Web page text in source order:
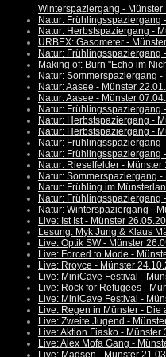
Winterspaziergang - Münster
Natur: Frühlingsspaziergang
Natur: Herbstspaziergang -
URBEX: Gasometer -
Natur: Frühlingsspaziergang
Making of: Burn "Echo im
Natur: Sommerspaziergang
Natur: Aasee - Münster
Natur: Aasee - Münster
Natur: Frühlingsspaziergang
Natur: Herbstspaziergang -
Natur: Herbstspaziergang -
Natur: Frühlingsspaziergang
Natur: Frühlingsspaziergang
Natur: Rieselfelder - Münster
Natur: Sommerspaziergang
Natur: Frühling im
Natur: Frühlingsspaziergang
Natur: Winterspaziergang -
Live: Ist Ist - Münster
Lesung: Myk Jung & Klaus
Live: Optik SW - Münster
Live: Forced to Mode -
Live: Rroyce - Münster
Live: MiniCave Festival -
Live: Rock for Refugees -
Live: MiniCave Festival -
Live: Regen in Münster -
Live: Zweite Jugend -
Live: Aktion Fiasko - Münster
Live: Alex Mofa Gang -